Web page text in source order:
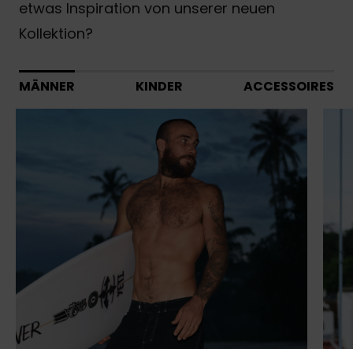
etwas Inspiration von unserer neuen
Kollektion?
MÄNNER KINDER ACCESSOIRES